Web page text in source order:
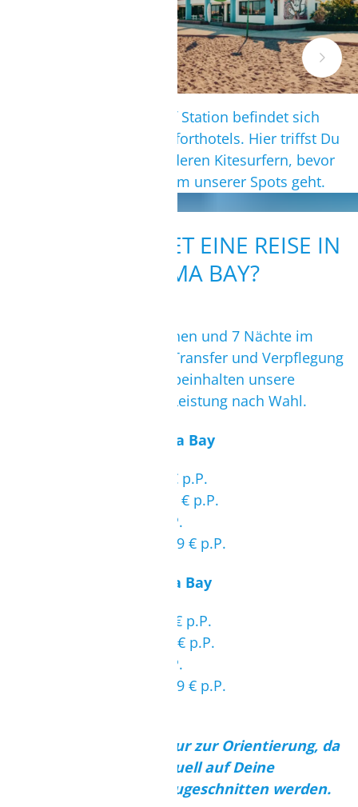
Unsere Kite- und Wingsurf Station befindet sich
direkt am Strand des Komforthotels. Hier triffst Du
Dich morgens mit den anderen Kitesurfern, bevor
es mit dem Zodiac zu einem unserer Spots geht.
WIE VIEL KOSTET EINE REISE IN
DIE SOMA BAY?
Preisbeispiele für 2 Personen und 7 Nächte im
Doppelzimmer inkl. Flug, Transfer und Verpflegung
(Halbpension). Zusätzlich beinhalten unsere
Paketpreise eine Kitesurf Leistung nach Wahl.
Nebensaison in der Soma Bay
Anfängerschulung: 1099€ p.P.
Aufsteigerschulung: 1049 € p.P.
Materialmiete: 1049 € p.P.
Lagerung und Service: 799 € p.P.
Hauptsaison in der Soma Bay
Anfängerschulung: 1299 € p.P.
Aufsteigerschulung: 1249€ p.P.
Materialmiete: 1249 € p.P.
Lagerung und Service: 999 € p.P.
Diese Beispiele dienen nur zur Orientierung, da
unsere Angebote individuell auf Deine
persönlichen Wünsche zugeschnitten werden.